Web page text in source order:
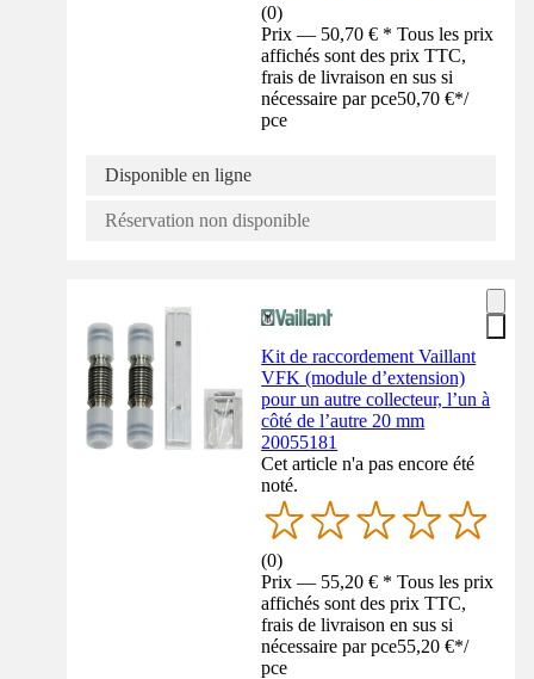
(0)
Prix — 50,70 € * Tous les prix
affichés sont des prix TTC,
frais de livraison en sus si
nécessaire par pce50,70 €*/
pce
Disponible en ligne
Réservation non disponible
Kit de raccordement Vaillant
VFK (module d’extension)
pour un autre collecteur, l’un à
côté de l’autre 20 mm
20055181
Cet article n'a pas encore été
noté.
(0)
Prix — 55,20 € * Tous les prix
affichés sont des prix TTC,
frais de livraison en sus si
nécessaire par pce55,20 €*/
pce